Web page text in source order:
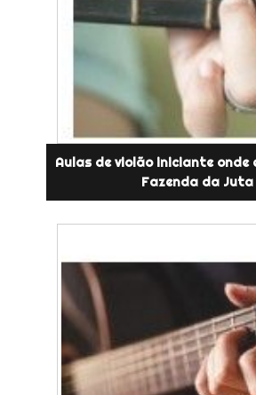
Aulas de violão iniciante
Fazenda da Juta